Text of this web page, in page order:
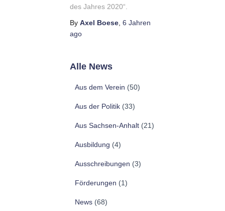
des Jahres 2020“.
By Axel Boese 6 Jahren
ago
Alle News
Aus dem Verein (50)
Aus der Politik (33)
Aus Sachsen-Anhalt (21)
Ausbildung (4)
Ausschreibungen (3)
Förderungen (1)
News (68)